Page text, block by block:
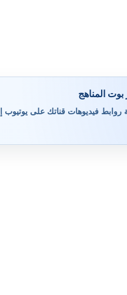
المناهج
فيديوهات قناتك على يوتيوب